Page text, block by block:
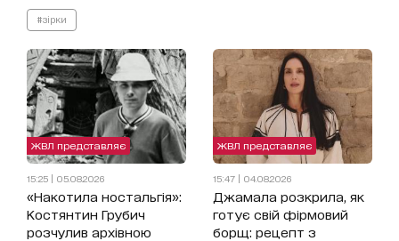
#зірки
ЖВЛ представляє
15:25 | 05.08.2026
«Накотила ностальгія»:
Костянтин Грубич
розчулив архівною
ЖВЛ представляє
15:47 | 04.08.2026
Джамала розкрила, як
готує свій фірмовий
борщ: рецепт з